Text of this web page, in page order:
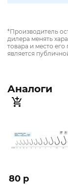
*Производитель
дилера менять
товара и место
является
Аналоги
80 p